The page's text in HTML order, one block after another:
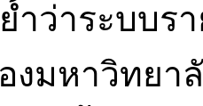
ำว่าระบบร
งมหาวิทยา